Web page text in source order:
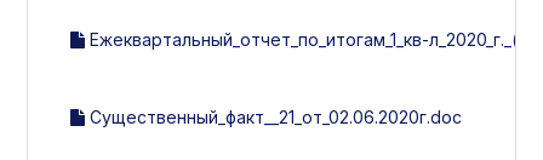
Ежеквартальный_отчет_по_итогам_1_кв-
Существенный_факт__21_от_02.06.2020г.doc